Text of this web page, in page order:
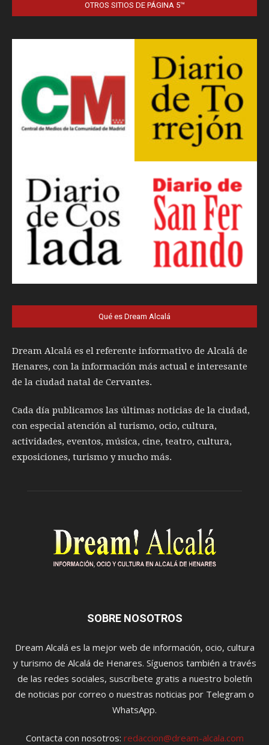
OTROS SITIOS DE PÁGINA 5™
Qué es Dream Alcalá
Dream Alcalá es el referente informativo de Alcalá de
Henares, con la información más actual e interesante
de la ciudad natal de Cervantes.
Cada día publicamos las últimas noticias de la ciudad,
con especial atención al turismo, ocio, cultura,
actividades, eventos, música, cine, teatro, cultura,
exposiciones, turismo y mucho más.
SOBRE NOSOTROS
Dream Alcalá es la mejor web de información, ocio, cultura
y turismo de Alcalá de Henares. Síguenos también a través
de las redes sociales, suscríbete gratis a nuestro boletín
de noticias por correo o nuestras noticias por Telegram o
WhatsApp.
Contacta con nosotros: redaccion@dream-alcala.com